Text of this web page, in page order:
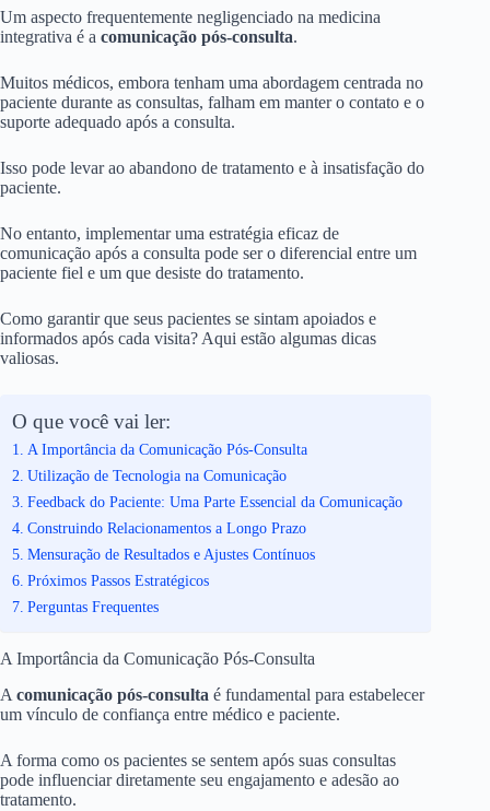
Um aspecto frequentemente negligenciado na medicina
integrativa é a comunicação pós-consulta.
Muitos médicos, embora tenham uma abordagem centrada no
paciente durante as consultas, falham em manter o contato e o
suporte adequado após a consulta.
Isso pode levar ao abandono de tratamento e à insatisfação do
paciente.
No entanto, implementar uma estratégia eficaz de
comunicação após a consulta pode ser o diferencial entre um
paciente fiel e um que desiste do tratamento.
Como garantir que seus pacientes se sintam apoiados e
informados após cada visita? Aqui estão algumas dicas
valiosas.
O que você vai ler:
A Importância da Comunicação Pós-Consulta
Utilização de Tecnologia na Comunicação
Feedback do Paciente: Uma Parte Essencial da Comunicação
Construindo Relacionamentos a Longo Prazo
Mensuração de Resultados e Ajustes Contínuos
Próximos Passos Estratégicos
Perguntas Frequentes
A Importância da Comunicação Pós-Consulta
A comunicação pós-consulta é fundamental para estabelecer
um vínculo de confiança entre médico e paciente.
A forma como os pacientes se sentem após suas consultas
pode influenciar diretamente seu engajamento e adesão ao
tratamento.